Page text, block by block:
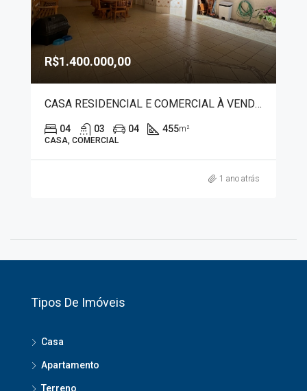
R$1.400.000,00
CASA RESIDENCIAL E COMERCIAL À VENDA – BAIRRO SÃO JOSÉ 2821
04 03 04 455m²
CASA, COMERCIAL
1 ano atrás
Tipos De Imóveis
Casa
Apartamento
Terreno